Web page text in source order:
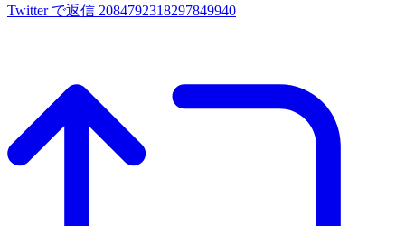
Twitter で返信 2084792318297849940